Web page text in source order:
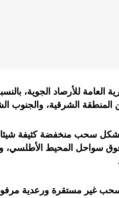
العامة للأرصاد الجوية،
الشرقية، والجنوب
سحب منخفضة كثيفة شيئا
سواحل المحيط الأطلسي،
غير مستقرة ورعدية